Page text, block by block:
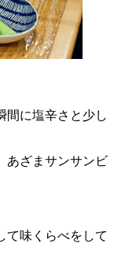
間に塩辛さと少し
あざまサンサンビ
て味くらべをして